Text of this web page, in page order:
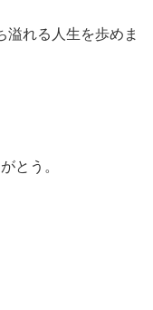
溢れる人生を歩めま
とう。